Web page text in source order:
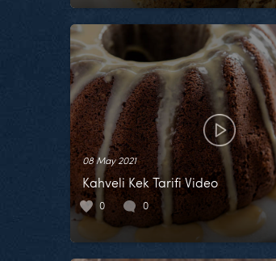
08 May 2021
Kahveli Kek Tarifi Video
0 0